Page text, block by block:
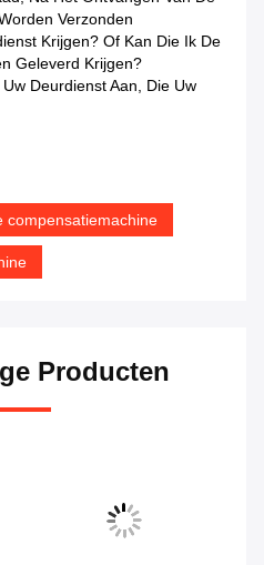
Verzonden
Krijgen? Of Kan Die Ik De
Geleverd Krijgen?
Deurdienst Aan, Die Uw
compensatiemachine
Producten